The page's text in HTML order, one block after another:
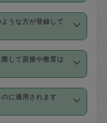
交通費も、依頼料
お支払いとなりま
。
は３回以上のキャ
、隔週定期の場合
ルが有償（1200
時
時
時
変更することが可
個別にタスカジさ
調整してくださ
越えての調整はで
、買い物、料理、
ジさんによってで
りますので、依頼
のプロフィールで
業や危険作業、屋
す。
うな方が登録して
経験をお持ちの
いった資格者で保
ストランで料理関
ていた方、日本で
や英語の先生とし
ィリピン出身の
して面接や教育は
局との面接と説明
後、身分証明書の
いています。外国
に適用されます